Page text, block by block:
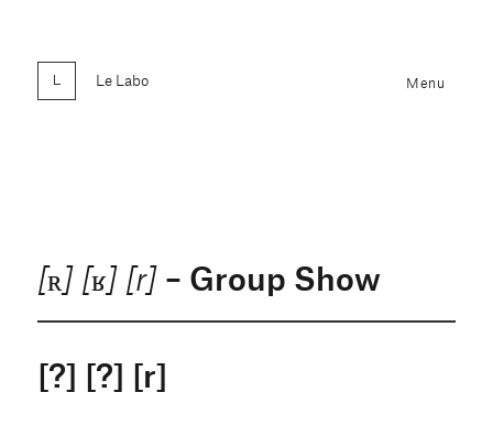
Le Labo Menu
[ʀ] [ʁ] [r] – Group Show
[?] [?] [r]